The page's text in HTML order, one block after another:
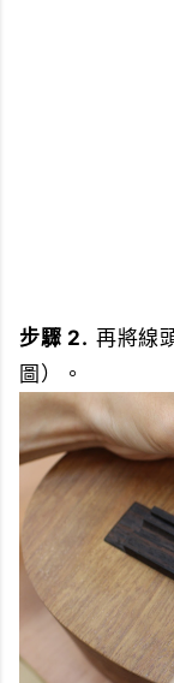
步驟 2. 再將線
圖）。